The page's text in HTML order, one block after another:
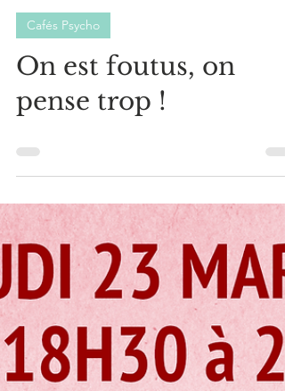
Céline Amrani
21 avr. 2023
Cafés Psycho
On est foutus, on
pense trop !